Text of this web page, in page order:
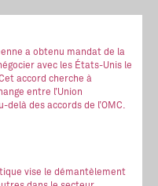
a obtenu mandat de la
avec les États-Unis le
accord cherche à
entre l’Union
des accords de l’OMC.
vise le démantèlement